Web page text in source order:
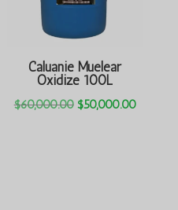
Caluanie Muelear
Oxidize 100L
$60,000.00 Первоначальная
$50,000.00